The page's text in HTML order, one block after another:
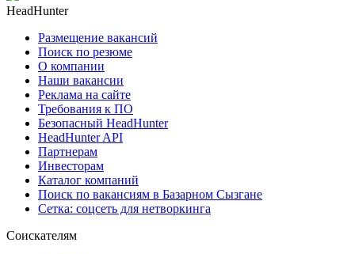
HeadHunter
Размещение вакансий
Поиск по резюме
О компании
Наши вакансии
Реклама на сайте
Требования к ПО
Безопасный HeadHunter
HeadHunter API
Партнерам
Инвесторам
Каталог компаний
Поиск по вакансиям в Базарном Сызгане
Сетка: соцсеть для нетворкинга
Соискателям